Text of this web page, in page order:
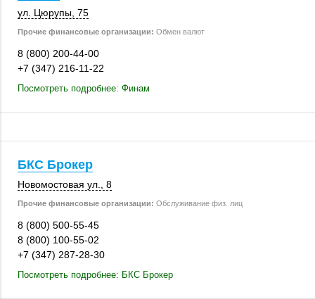
ул. Цюрупы, 75
Прочие финансовые организации: Обмен валют
8 (800) 200-44-00
+7 (347) 216-11-22
Посмотреть подробнее: Финам
БКС Брокер
Новомостовая ул., 8
Прочие финансовые организации: Обслуживание физ. лиц
8 (800) 500-55-45
8 (800) 100-55-02
+7 (347) 287-28-30
Посмотреть подробнее: БКС Брокер